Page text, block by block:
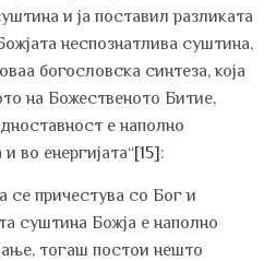
и ја поставил разликата
неспознатлива суштина,
богословска синтеза, која
на Божественото Битие,
е наполно
во енергијата“[15]:
се причестува со Бог и
суштина Божја е наполно
тогаш постои нешто